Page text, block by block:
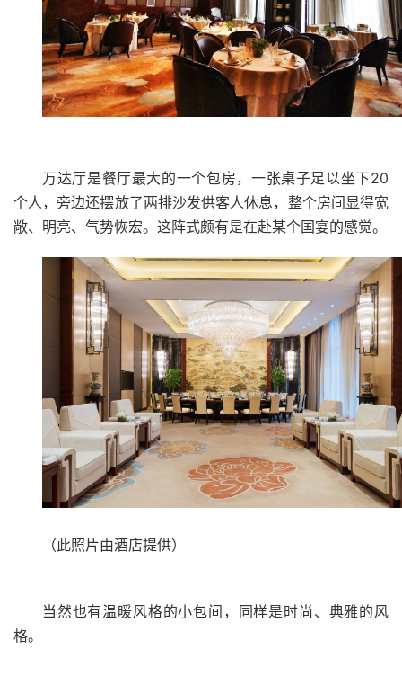
万达厅是餐厅最大的一个包房，一张桌子足以坐下20
个人，旁边还摆放了两排沙发供客人休息，整个房间显得宽
敞、明亮、气势恢宏。这阵式颇有是在赴某个国宴的感觉。
（此照片由酒店提供）
当然也有温暖风格的小包间，同样是时尚、典雅的风
格。